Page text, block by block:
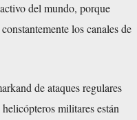
del mundo, porque
los canales de
de ataques regulares
militares están